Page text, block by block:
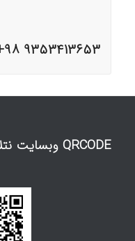
+98 9353413653
QRCODE وبسایت نتلایت